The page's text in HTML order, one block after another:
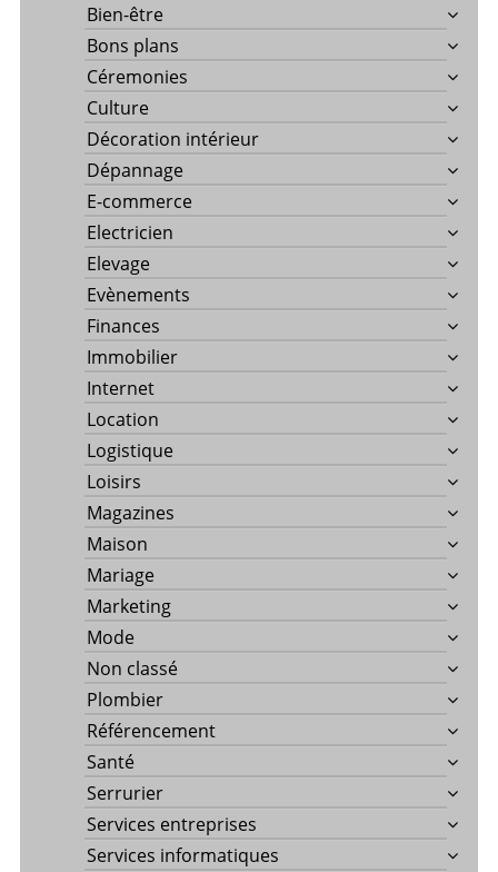
Bien-être
Bons plans
Céremonies
Culture
Décoration intérieur
Dépannage
E-commerce
Electricien
Elevage
Evènements
Finances
Immobilier
Internet
Location
Logistique
Loisirs
Magazines
Maison
Mariage
Marketing
Mode
Non classé
Plombier
Référencement
Santé
Serrurier
Services entreprises
Services informatiques